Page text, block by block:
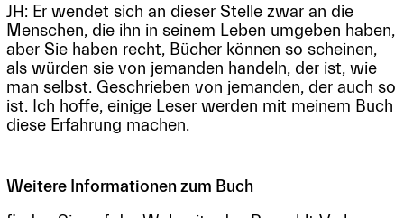
JH: Er wendet sich an dieser Stelle zwar an die
Menschen, die ihn in seinem Leben umgeben haben,
aber Sie haben recht, Bücher können so scheinen,
als würden sie von jemanden handeln, der ist, wie
man selbst. Geschrieben von jemanden, der auch so
ist. Ich hoffe, einige Leser werden mit meinem Buch
diese Erfahrung machen.
Weitere Informationen zum Buch